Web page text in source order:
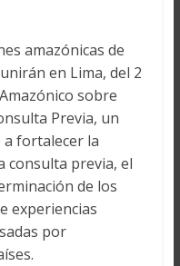
amazónicas de
en Lima, del 2
sobre
Previa, un
fortalecer la
consulta previa, el
de los
experiencias
por